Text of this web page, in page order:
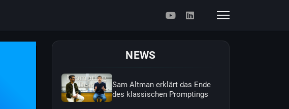
NEWS
Sam Altman erklärt das Ende
des klassischen Promptings